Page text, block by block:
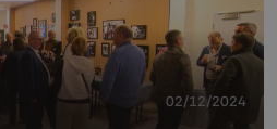
02/12/2024